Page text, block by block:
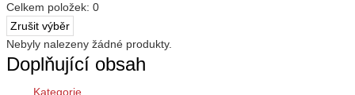
Celkem položek: 0
Nebyly nalezeny žádné produkty.
Doplňující obsah
Kategorie